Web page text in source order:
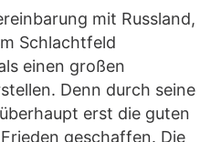
mit Russland,
Schlachtfeld
einen großen
Denn durch seine
erst die guten
geschaffen. Die